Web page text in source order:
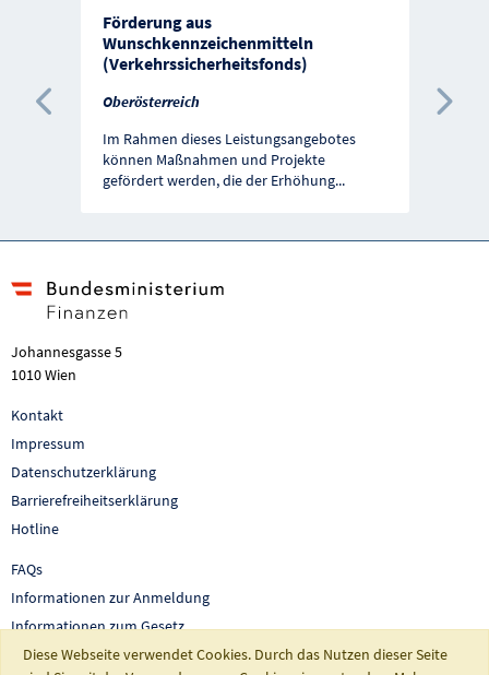
Förderung aus
Wunschkennzeichenmitteln
(Verkehrssicherheitsfonds)
Oberösterreich
Im Rahmen dieses Leistungsangebotes
können Maßnahmen und Projekte
gefördert werden, die der Erhöhung...
Vorherige Förderung
Johannesgasse 5
1010 Wien
Kontakt
Impressum
Datenschutzerklärung
Barrierefreiheitserklärung
Hotline
FAQs
Informationen zur Anmeldung
Informationen zum Gesetz
Auswertungen und Berichte
Diese Webseite verwendet Cookies. Durch das Nutzen dieser Seite